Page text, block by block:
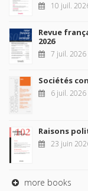
10 juil.
Revue
2026
7 juil. 2026
Sociétés
6 juil. 2026
Raisons
23 juin
more books